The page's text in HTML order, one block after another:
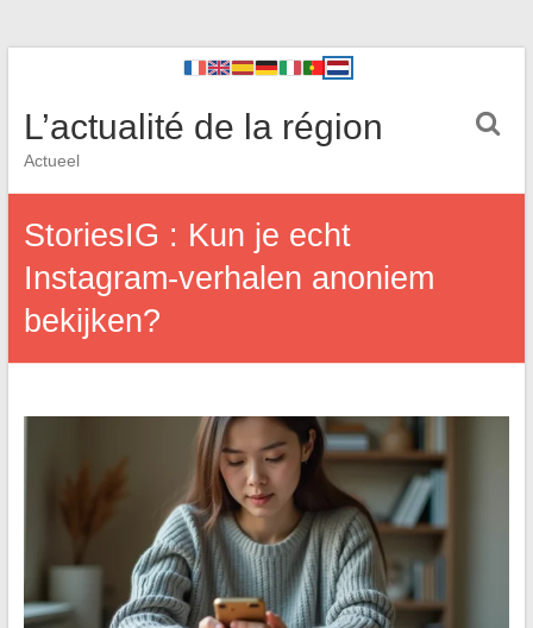
L’actualité de la région
Actueel
StoriesIG : Kun je echt
Instagram-verhalen anoniem
bekijken?